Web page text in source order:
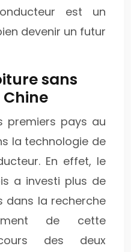
est un
devenir un futur
sans
premiers pays au
la technologie de
En effet, le
a investi plus de
dans la recherche
de cette
des deux